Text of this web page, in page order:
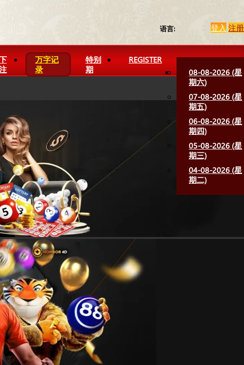
语言: 登入注册
万字记
录
特别
期
REGISTER
08-08-2026 (星
期六)
07-08-2026 (星
期五)
06-08-2026 (星
期四)
05-08-2026 (星
期三)
04-08-2026 (星
期二)